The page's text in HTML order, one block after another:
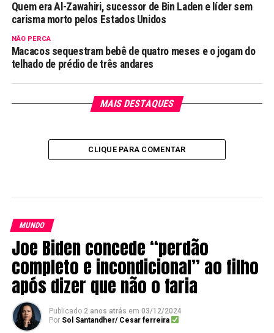
Quem era Al-Zawahiri, sucessor de Bin Laden e líder sem
carisma morto pelos Estados Unidos
NÃO PERCA
Macacos sequestram bebê de quatro meses e o jogam do
telhado de prédio de três andares
MAIS DESTAQUES
CLIQUE PARA COMENTAR
MUNDO
Joe Biden concede “perdão
completo e incondicional” ao filho
após dizer que não o faria
Publicado 2 anos atrás em 03/12/2024
Por Sol Santandher/ Cesar ferreira